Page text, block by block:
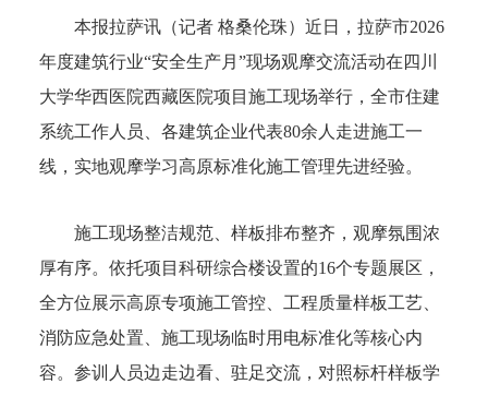
本报拉萨讯（记者 格桑伦珠）近日，拉萨市2026
年度建筑行业“安全生产月”现场观摩交流活动在四川
大学华西医院西藏医院项目施工现场举行，全市住建
系统工作人员、各建筑企业代表80余人走进施工一
线，实地观摩学习高原标准化施工管理先进经验。
施工现场整洁规范、样板排布整齐，观摩氛围浓
厚有序。依托项目科研综合楼设置的16个专题展区，
全方位展示高原专项施工管控、工程质量样板工艺、
消防应急处置、施工现场临时用电标准化等核心内
容。参训人员边走边看、驻足交流，对照标杆样板学